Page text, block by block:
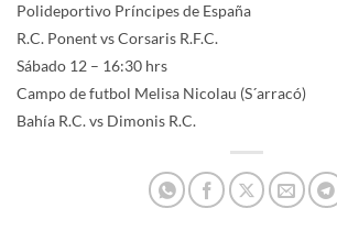
Polideportivo Príncipes de España
R.C. Ponent vs Corsaris R.F.C.
Sábado 12 – 16:30 hrs
Campo de futbol Melisa Nicolau (S´arracó)
Bahía R.C. vs Dimonis R.C.